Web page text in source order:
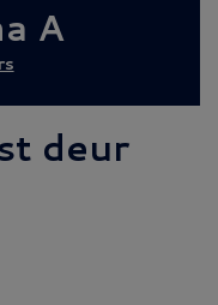
A
deur